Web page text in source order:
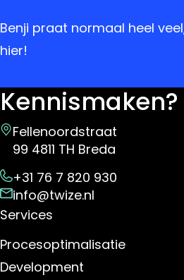
Benji praat normaal heel
hier!
Kennismaken?
Fellenoordstraat
99 4811 TH Breda
+31 76 7 820 930
info@twize.nl
Services
Procesoptimalisatie
Development